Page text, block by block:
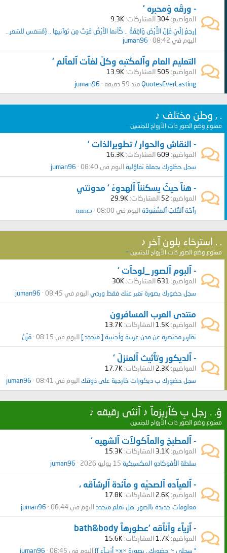
- ورقَه وَمحبره ‘
المواضيع 304 المشاركات 9.3K
اليوم في 08:42
juman96
التعليم العام وآلمكَتبه وكلّ لغآت آلعآلم ‘
المواضيع 505 المشاركات 13.9K
QuotesEverLastingمنذ 59 دقيقة juman96
. , وطن مختلف ♪
ممنوع وضع الصور ذات الأرواح للجنسين ~
- النقاش والحوار / تطويرالذات ‘
المواضيع 609المشاركات 16.3K
سجل حظورك بجملة تفاؤليةاليوم في 08:40 juman96
- هنآ حيثُ يسكننآ آلهدوءْ ‘ مدونتي
المواضيع 52 المشاركات 29.9K
رٱحًة ٱلقَلبّ ٱلمنٌشّوِدُةاليوم في 08:00 пαнεɔ
. . اِسترخاء بلون آخر ♪
ممنوع وضع الصور ذات الأرواح للجنسين ~
- آلبوم آلصور _لوحآت ‘
المواضيع 631المشاركات 30K
سجل حضورك بصورة تعبر عنك فقط وردياليوم في 08:45 juman96
منتدى العرب المسافرون
المواضيع 1.5K المشاركات 13.7K
تقارير مختصرة عن مدن عربية وأجنبية [ متجدد ] اليوم في 08:15 مُزُنْ
- آلديكور وتآثيث آلمنزلَ ‘
المواضيع 2.3K المشاركات 17.7K
سجل حضورك ب ديكورات خارجية على ذوقكاليوم في 08:41 juman96
ؤ. . رجل بِ كآريزمآ ♪ آنثى رقيقه ♪
ممنوع وضع الصور ذات الأرواح للجنسين ~
- آلمطبخ والمآكولآت آلشهيه ‘
المواضيع 3.1K المشاركات 15.3K
سلطة الأفوكادو المكسيكية 15 يوليو 2026 juman96
- آلعيآده آلصحيّه و مآئدة آلرشآقه ،
المواضيع 2.6K المشاركات 17.8K
معلومات جديدة بالصور :هل تعلم متجدد اليوم في 08:44 juman96
- آزيآء وآنآقه ‘عطورهآ bath&body
المواضيع 1.7K المشاركات 15.6K
° سجلي ~ حضورك.. بصورة ×x× أزيــآء }}
اليوم في 08:45 juman96